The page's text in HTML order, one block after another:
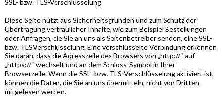
SSL- bzw. TLS-Verschlüsselung
Diese Seite nutzt aus Sicherheitsgründen und zum Schutz der
Übertragung vertraulicher Inhalte, wie zum Beispiel Bestellungen
oder Anfragen, die Sie an uns als Seitenbetreiber senden, eine SSL-
bzw. TLSVerschlüsselung. Eine verschlüsselte Verbindung erkennen
Sie daran, dass die Adresszeile des Browsers von „http://“ auf
„https://“ wechselt und an dem Schloss-Symbol in Ihrer
Browserzeile. Wenn die SSL- bzw. TLS-Verschlüsselung aktiviert ist,
können die Daten, die Sie an uns übermitteln, nicht von Dritten
mitgelesen werden.